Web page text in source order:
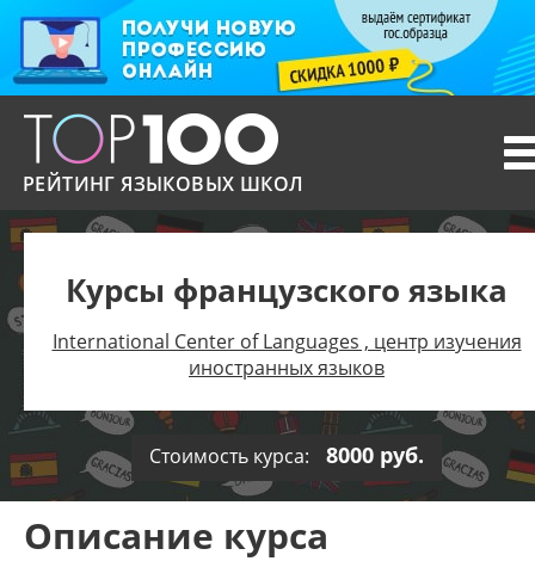
РЕЙТИНГ ЯЗЫКОВЫХ ШКОЛ
Курсы французского языка
International Center of Languages , центр изучения
иностранных языков
Стоимость курса: 8000 руб.
Описание курса